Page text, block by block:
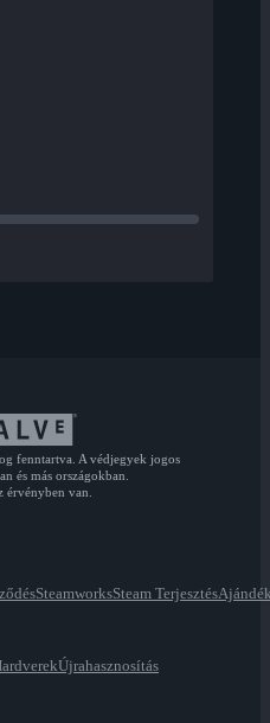
fenntartva. A védjegyek jogos
és más országokban.
érvényben van.
SteamworksSteam Terjesztés
Újrahasznosítás